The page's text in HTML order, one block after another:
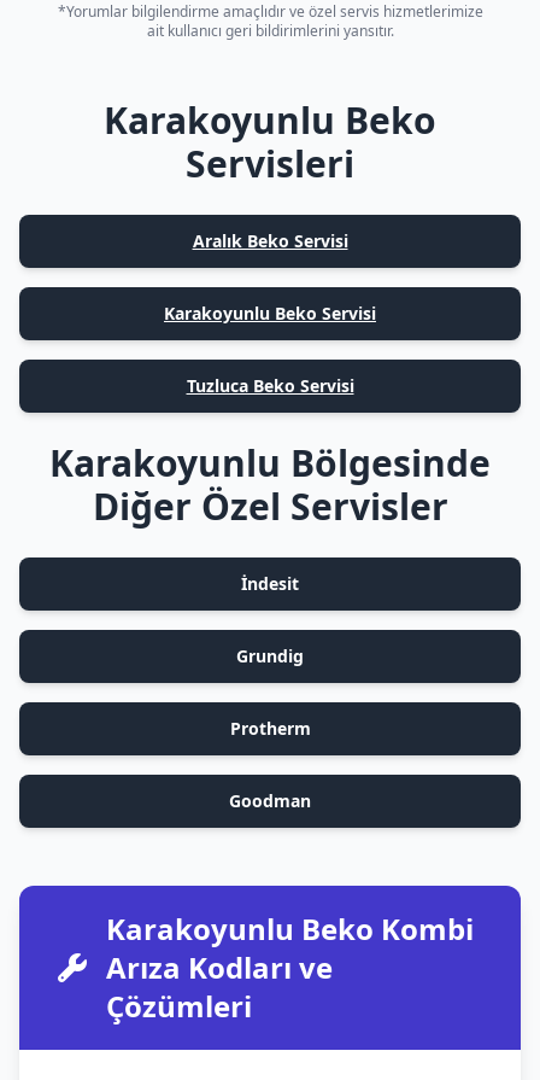
*Yorumlar bilgilendirme amaçlıdır ve özel servis hizmetlerimize
ait kullanıcı geri bildirimlerini yansıtır.
Karakoyunlu Beko
Servisleri
Aralık Beko Servisi
Karakoyunlu Beko Servisi
Tuzluca Beko Servisi
Karakoyunlu Bölgesinde
Diğer Özel Servisler
İndesit
Grundig
Protherm
Goodman
Karakoyunlu Beko Kombi
Arıza Kodları ve
Çözümleri